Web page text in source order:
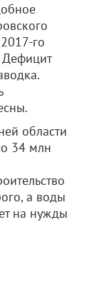
го
Дефицит
области
34 млн
а воды
на нужды